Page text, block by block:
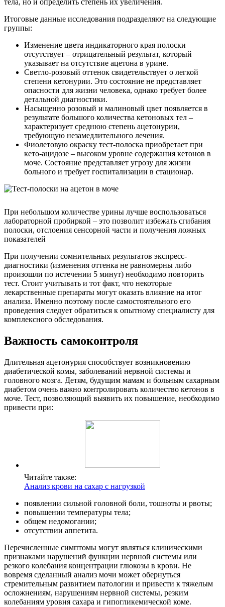
тела, но и определить степень их увеличения.
Итоговые данные исследования подразделяют на следующие
группы:
Изменение цвета индикаторного края полоски
отсутствует – отрицательный результат, который
указывает на отсутствие ацетона в урине.
Светло-розовый оттенок свидетельствует о легкой
степени кетонурии. Это состояние не представляет
опасности для жизни человека, однако требует более
детальной диагностики.
Насыщенно розовый и малиновый цвет появляется в
результате большого количества кетоновых тел –
характеризует среднюю степень ацетонурии,
требующую незамедлительного лечения.
Фиолетовую окраску тест-полоска приобретает при
кето-ацидозе – высоком уровне содержания кетонов в
моче. Состояние представляет угрозу для жизни
больного и требует госпитализации в стационар.
При небольшом количестве урины лучше воспользоваться
лабораторной пробиркой – это позволит избежать сгибания
полоски, отслоения сенсорной части и получения ложных
показателей
При получении сомнительных результатов экспресс-
диагностики (изменения оттенка не равномерны либо
произошли по истечении 5 минут) необходимо повторить
тест. Стоит учитывать и тот факт, что некоторые
лекарственные препараты могут оказать влияние на итог
анализа. Именно поэтому после самостоятельного его
проведения следует обратиться к опытному специалисту для
комплексного обследования.
Важность самоконтроля
Длительная ацетонурия способствует возникновению
диабетической комы, заболеваний нервной системы и
головного мозга. Детям, будущим мамам и больным сахарным
диабетом очень важно контролировать количество кетонов в
моче. Тест, позволяющий выявить их повышение, необходимо
привести при:
Читайте также:
Анализ крови на сахар с нагрузкой
появлении сильной головной боли, тошноты и рвоты;
повышении температуры тела;
общем недомогании;
отсутствии аппетита.
Перечисленные симптомы могут являться клиническими
признаками нарушений функции нервной системы или
резкого колебания концентрации глюкозы в крови. Не
вовремя сделанный анализ мочи может обернуться
стремительным развитием патологии и привести к тяжелым
осложнениям, нарушениям нервной системы, резким
колебаниям уровня сахара и гипогликемической коме.